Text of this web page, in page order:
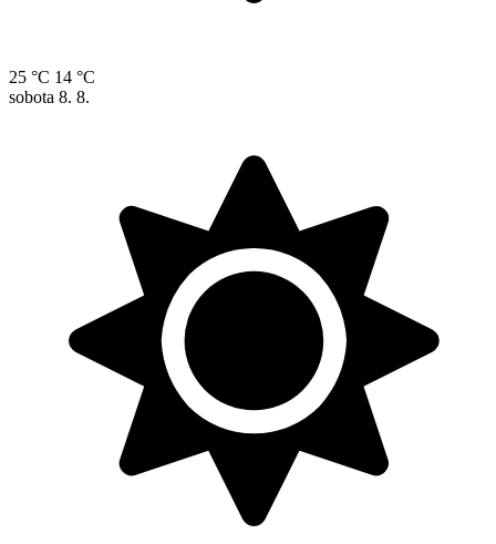
25 °C 14 °C
sobota 8. 8.